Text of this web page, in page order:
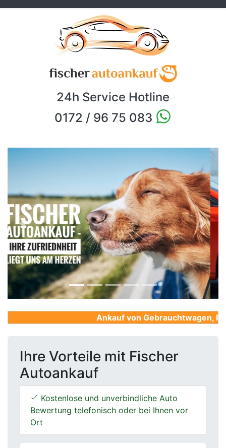
24h Service Hotline
0172 / 96 75 083
Previous Next
Ankauf von Gebrauchtwagen,
Ihre Vorteile mit Fischer
Autoankauf
Kostenlose und unverbindliche Auto
Bewertung telefonisch oder bei Ihnen vor
Ort